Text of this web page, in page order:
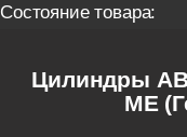
Состояние товара:
Цилиндры
ME